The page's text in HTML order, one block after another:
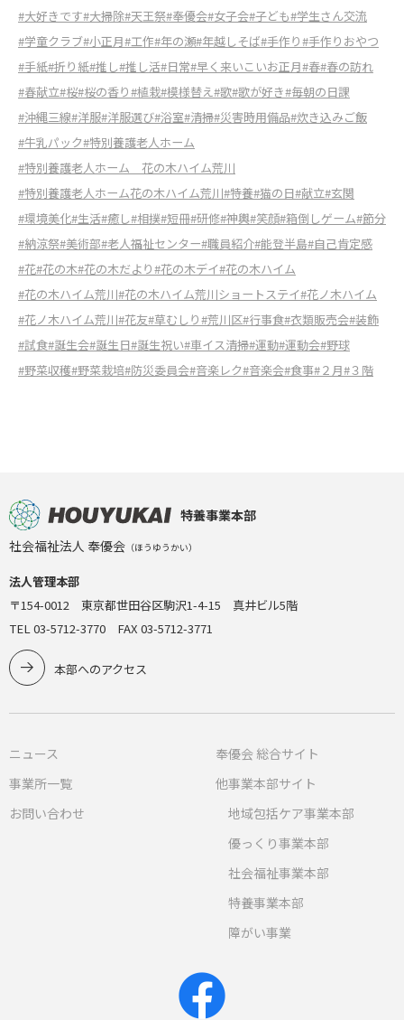
#大好きです#大掃除#天王祭#奉優会#女子会#子ども#学生さん交流
#学童クラブ#小正月#工作#年の瀬#年越しそば#手作り#手作りおやつ
#手紙#折り紙#推し#推し活#日常#早く来いこいお正月#春#春の訪れ
#春献立#桜#桜の香り#植栽#模様替え #歌#歌が好き#毎朝の日課
#沖縄三線#洋服#洋服選び#浴室#清掃#災害時用備品#炊き込みご飯
#牛乳パック#特別養護老人ホーム
#特別養護老人ホーム 花の木ハイム荒川
#特別養護老人ホーム花の木ハイム荒川#特養#猫の日#献立#玄関
#環境美化#生活#癒し#相撲#短冊#研修#神輿#笑顔#箱倒しゲーム#節分
#納涼祭#美術部#老人福祉センター#職員紹介#能登半島#自己肯定感
#花#花の木#花の木だより#花の木デイ#花の木ハイム
#花の木ハイム荒川#花の木ハイム荒川ショートステイ#花ノ木ハイム
#花ノ木ハイム荒川#花友#草むしり#荒川区#行事食#衣類販売会#装飾
#試食#誕生会#誕生日#誕生祝い#車イス清掃#運動#運動会#野球
#野菜収穫#野菜栽培#防災委員会#音楽レク#音楽会#食事#２月#３階
特養事業本部
社会福祉法人 奉優会 （ほうゆうかい）
法人管理本部
〒154-0012 東京都世田谷区駒沢1-4-15 真井ビル5階
TEL 03-5712-3770 FAX 03-5712-3771
本部へのアクセス
ニュース
事業所一覧
お問い合わせ
奉優会 総合サイト
他事業本部サイト
地域包括ケア事業本部
優っくり事業本部
社会福祉事業本部
特養事業本部
障がい事業